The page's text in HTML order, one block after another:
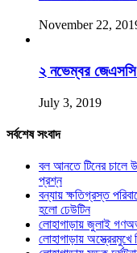
November 22,
২ নভেম্বর জেএসসি
July 3, 2019
সর্বশেষ সংবাদ
বল আনতে টিনের চালে
প্রশ্ন
বন্যায় ক্ষতিগ্রস্ত
হলো ঢেউটিন
লোহাগাড়ায় জুলাই
লোহাগাড়ায়